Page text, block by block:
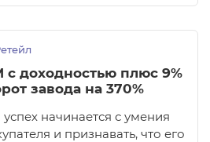
с доходностью плюс 9%
завода на 370%
начинается с умения
и признавать, что его